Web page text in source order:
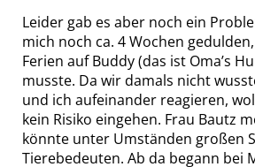
Leider gab es aber noch ein
mich noch ca. 4 Wochen
Ferien auf Buddy (das ist Oma’s
musste. Da wir damals nicht
und ich aufeinander reagieren,
kein Risiko eingehen. Frau Bautz
könnte unter Umständen großen
Tierebedeuten. Ab da begann bei